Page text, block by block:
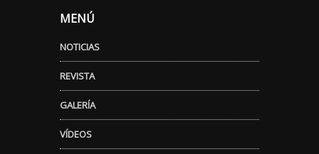
MENÚ
NOTICIAS
REVISTA
GALERÍA
VÍDEOS